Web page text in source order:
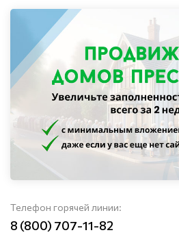
Телефон горячей линии:
8 (800) 707-11-82